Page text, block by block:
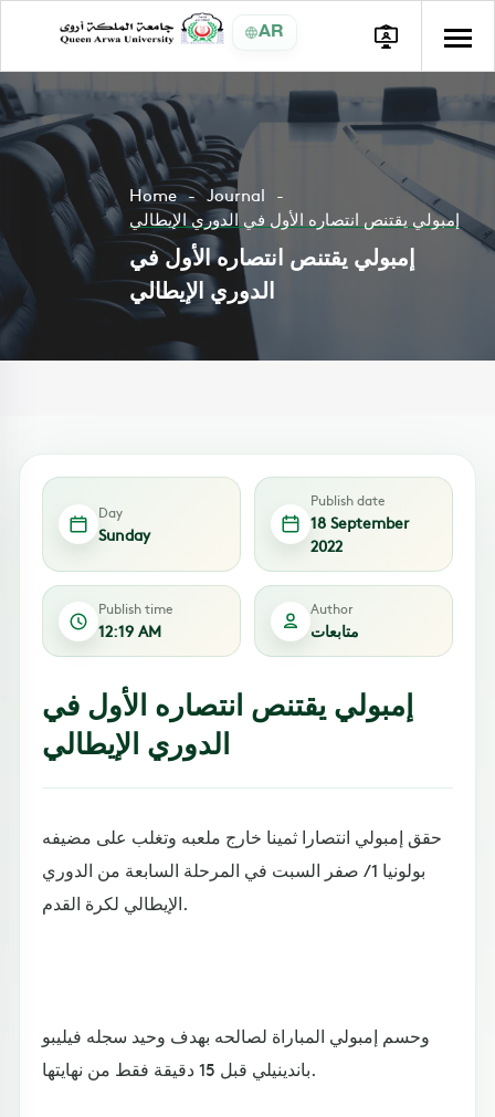
AR
Home
Journal
إمبولي يقتنص انتصاره الأول في الدوري الإيطالي
إمبولي يقتنص انتصاره الأول في
الدوري الإيطالي
Day
Sunday
Publish date
18 September
2022
Publish time
12:19 AM
Author
متابعات
إمبولي يقتنص انتصاره الأول في
الدوري الإيطالي
حقق إمبولي انتصارا ثمينا خارج ملعبه وتغلب على مضيفه
بولونيا 1 / صفر السبت في المرحلة السابعة من الدوري
الإيطالي لكرة القدم.
وحسم إمبولي المباراة لصالحه بهدف وحيد سجله فيليبو
باندينيلي قبل 15 دقيقة فقط من نهايتها.